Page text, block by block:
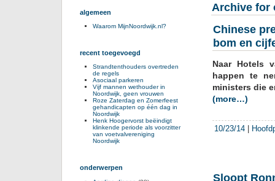
Archive for
Chinese
bom en
Naar Hotels
happen te
ministers die
(more…)
10/23/14
Sloopt
algemeen
Waarom MijnNoordwijk.nl?
recent toegevoegd
Strandtenthouders overtreden
de regels
Asociaal parkeren
Vijf mannen wethouder in
Noordwijk, geen vrouwen
Roze Zaterdag en Zomerfeest
gehandicapten op één dag in
Noordwijk
Henk Hoogervorst beëindigt
klinkende periode als voorzitter
van voetvalvereniging
Noordwijk
onderwerpen